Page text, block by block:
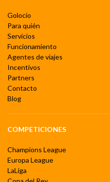
Golocio
Para quién
Servicios
Funcionamiento
Agentes de viajes
Incentivos
Partners
Contacto
Blog
COMPETICIONES
Champions League
Europa League
LaLiga